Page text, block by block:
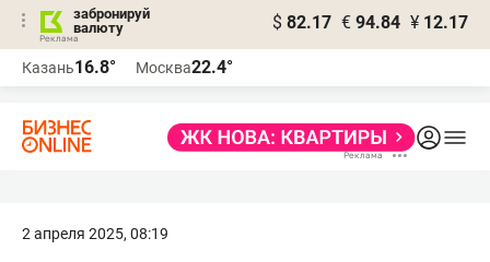
забронируй
валюту
$ 82.17 € 94.84 ¥ 12.17
Казань16.8° Москва22.4°
2 апреля 2025, 08:19